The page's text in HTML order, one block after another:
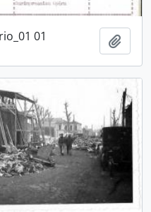
au presse-papier
01